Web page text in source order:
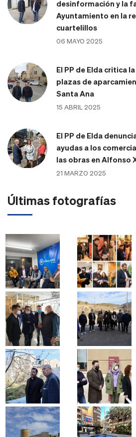
desinformación y la
Ayuntamiento en la
cuartelillos
06 MAYO 2025
El PP de Elda critica
plazas de
Santa Ana
15 ABRIL 2025
El PP de Elda
ayudas a los
las obras en Alfonso
21 MARZO 2025
Últimas fotografías